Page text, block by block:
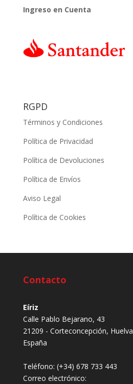
Ingreso en Cuenta
RGPD
Términos y Condiciones
Política de Privacidad
Política de Devoluciones
Política de Envíos
Aviso Legal
Política de Cookies
Contacto
Eíriz
Calle Pablo Bejarano, 43
21209 - Corteconcepción, Huelva
España
Teléfono: (+34) 678 733 443
Correo electrónico: